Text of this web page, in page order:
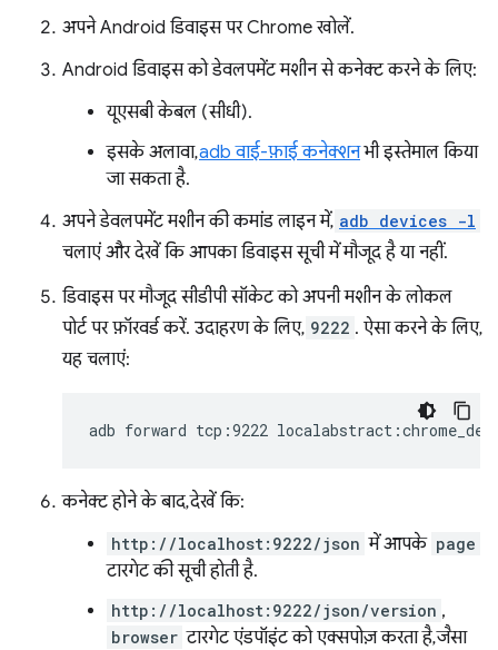
अपने Android डिवाइस पर Chrome खोलें.
Android डिवाइस को डेवलपमेंट मशीन से कनेक्ट करने के लिए:
यूएसबी केबल (सीधी).
इसके अलावा,adb वाई-फ़ाई कनेक्शनभी इस्तेमाल किया
जा सकता है.
अपने डेवलपमेंट मशीन की कमांड लाइन में, adb devices -l
चलाएं और देखें कि आपका डिवाइस सूची में मौजूद है या नहीं.
डिवाइस पर मौजूद सीडीपी सॉकेट को अपनी मशीन के लोकल
पोर्ट पर फ़ॉरवर्ड करें. उदाहरण के लिए, 9222 . ऐसा करने के लिए,
यह चलाएं:
adb forward tcp:9222
कनेक्ट होने के बाद, देखें कि:
http://localhost:9222/json में आपके page
टारगेट की सूची होती है.
http://localhost:9222/json/version ,
browser टारगेट एंडपॉइंट को एक्सपोज़ करता है, जैसा